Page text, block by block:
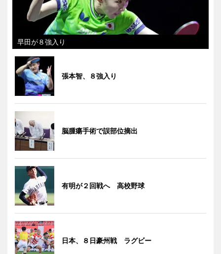
早田が８強入り
張本智、８強入り
脳腫瘍手術で誤部位摘出
有明が２回戦へ 高校野球
日本、８日豪州戦 ラグビー